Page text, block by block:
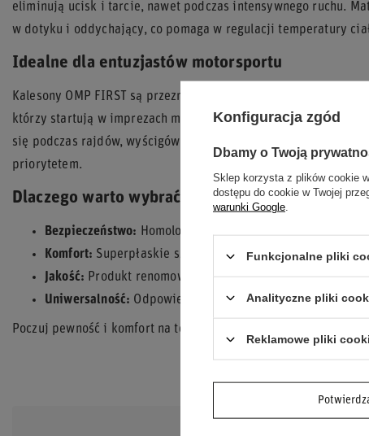
eliminują ucisk i tarcie, nawet podczas intensywnego ruchu.
w dotyku i oddychający, co pomaga w regulacji temperatury
Idealne dla entuzjastów motorsportu
Kalesony OMP FIRST są przeznaczone zarówno dla
którzy startują w imprezach motorsportowych wymagających
się podczas rajdów, wyścigów długodystansowych czy innych
priorytetem.
Dlaczego warto wybrać kalesony OMP FIRST?
Bezpieczeństwo: Homologacja FIA 8856-2000 i niepalny
Komfort: Superpłaskie szwy i oddychający materiał.
Jakość: Produkt renomowanego włoskiego producenta
Uniwersalność: Odpowiednie dla mężczyzn i kobiet
Poczuj pewność i komfort na torze czy odcinku specjalnym z
Konfiguracja zgód
Dbamy o Twoją
Sklep korzysta z plików cookie
dostępu do cookie w Twojej
warunki Google
Funkcjonalne pliki
Analityczne pliki
Reklamowe pliki